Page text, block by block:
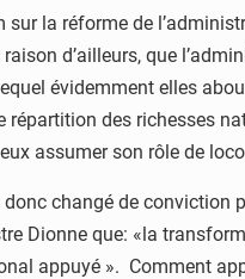
sur la réforme de
raison d’ailleurs, que
évidemment elles
répartition des richesses
assumer son rôle de
changé de conviction
Dionne que: «la
appuyé ». Comment